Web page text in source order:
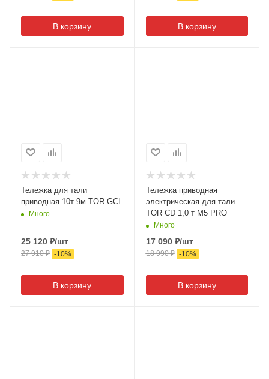
В корзину В корзину
Тележка для тали
приводная 10т 9м TOR GCL
Много
25 120 ₽/шт
27 910₽ -10%
В корзину
Тележка приводная
электрическая для тали
TOR CD 1,0 т М5 PRO
Много
17 090₽/шт
18 990₽ -10%
В корзину